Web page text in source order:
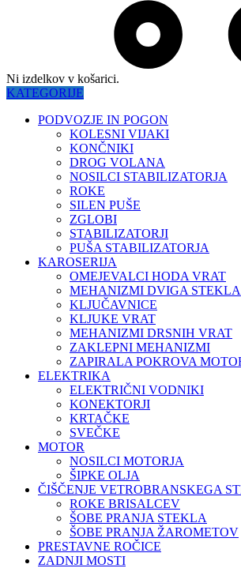
Ni izdelkov v košarici.
KATEGORIJE
PODVOZJE IN POGON
KOLESNI VIJAKI
KONČNIKI
DROG VOLANA
NOSILCI STABILIZATORJA
ROKE
SILEN PUŠE
ZGLOBI
STABILIZATORJI
PUŠA STABILIZATORJA
KAROSERIJA
OMEJEVALCI HODA VRAT
MEHANIZMI DVIGA STEKLA
KLJUČAVNICE
KLJUKE VRAT
MEHANIZMI DRSNIH VRAT
ZAKLEPNI MEHANIZMI
ZAPIRALA POKROVA
ELEKTRIKA
ELEKTRIČNI VODNIKI
KONEKTORJI
KRTAČKE
SVEČKE
MOTOR
NOSILCI MOTORJA
ŠIPKE OLJA
ČIŠČENJE VETROBRANSKEGA
ROKE BRISALCEV
ŠOBE PRANJA STEKLA
ŠOBE PRANJA ŽAROMETOV
PRESTAVNE ROČICE
ZADNJI MOSTI